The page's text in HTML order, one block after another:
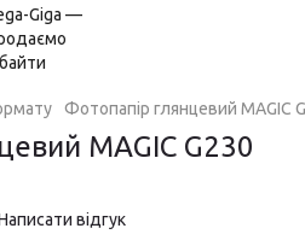
Фотопапiр глянцевий MAGIC
MAGIC G230
відгук